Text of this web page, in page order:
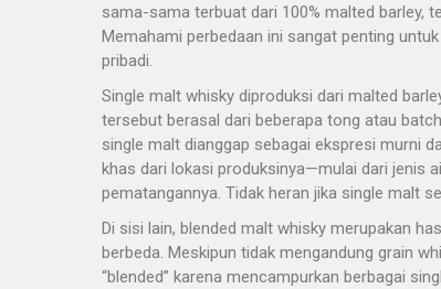
sama-sama terbuat dari 100% malted barley,
Memahami perbedaan ini sangat penting
pribadi.
Single malt whisky diproduksi dari malted
tersebut berasal dari beberapa tong atau
single malt dianggap sebagai ekspresi murni
khas dari lokasi produksinya—mulai dari jenis
pematangannya. Tidak heran jika single malt
Di sisi lain, blended malt whisky merupakan
berbeda. Meskipun tidak mengandung grain
“blended” karena mencampurkan berbagai